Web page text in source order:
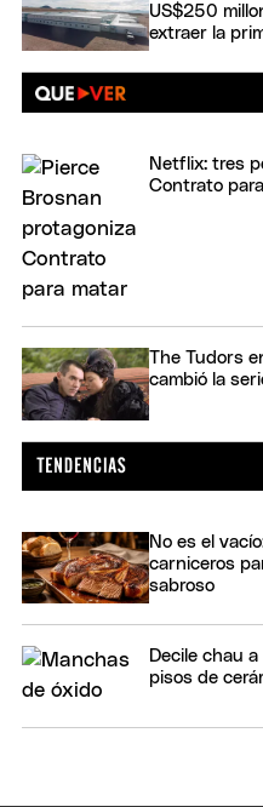
US$250
extraer la
Netflix: tres
Contrato
The Tudors
cambió la
No es el
carniceros
sabroso
Decile chau
pisos de